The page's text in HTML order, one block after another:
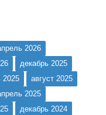
2026
декабрь 2025
2025
август 2025
2025
декабрь 2024